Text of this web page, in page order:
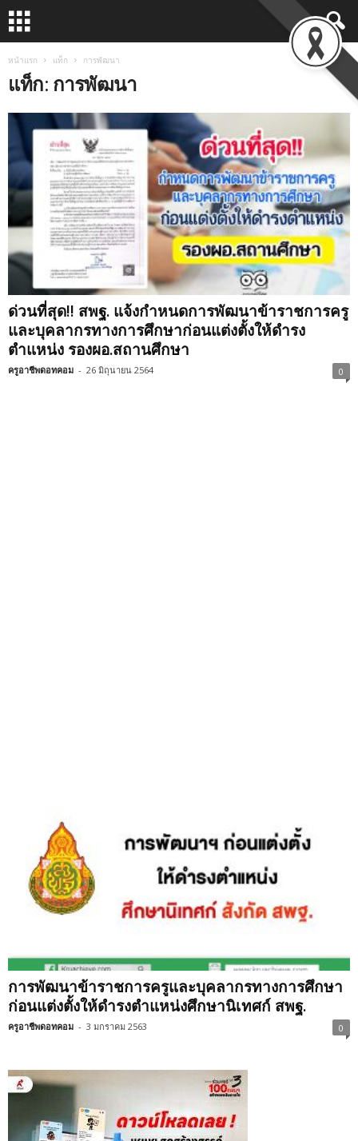
หน้าแรก แท็ก การพัฒนา
แท็ก: การพัฒนา
ด่วนที่สุด!! สพฐ. แจ้งกำหนดการพัฒนาข้าราชการครู
และบุคลากรทางการศึกษาก่อนแต่งตั้งให้ดำรง
ตำแหน่ง รองผอ.สถานศึกษา
ครูอาชีพดอทคอม - 26 มิถุนายน 2564 0
การพัฒนาข้าราชการครูและบุคลากรทางการศึกษา
ก่อนแต่งตั้งให้ดำรงตำแหน่งศึกษานิเทศก์ สพฐ.
ครูอาชีพดอทคอม - 3 มกราคม 2563 0